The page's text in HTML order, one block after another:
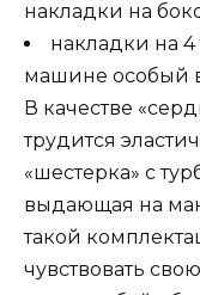
накладки на
накладки на
машине особый
В качестве
трудится
«шестерка» с
выдающая на
такой
чувствовать